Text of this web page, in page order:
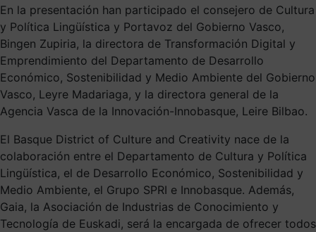
En la presentación han participado el consejero de Cultura
y Política Lingüística y Portavoz del Gobierno Vasco,
Bingen Zupiria, la directora de Transformación Digital y
Emprendimiento del Departamento de Desarrollo
Económico, Sostenibilidad y Medio Ambiente del Gobierno
Vasco, Leyre Madariaga, y la directora general de la
Agencia Vasca de la Innovación-Innobasque, Leire Bilbao.
El Basque District of Culture and Creativity nace de la
colaboración entre el Departamento de Cultura y Política
Lingüística, el de Desarrollo Económico, Sostenibilidad y
Medio Ambiente, el Grupo SPRI e Innobasque. Además,
Gaia, la Asociación de Industrias de Conocimiento y
Tecnología de Euskadi, será la encargada de ofrecer todos